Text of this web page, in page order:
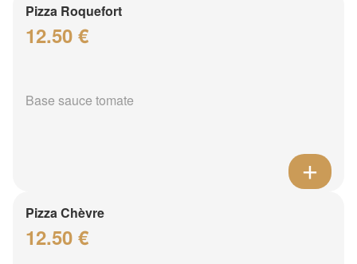
Pizza Roquefort
12.50 €
Base sauce tomate
Pizza Chèvre
12.50 €